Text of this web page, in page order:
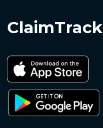
ClaimTrack